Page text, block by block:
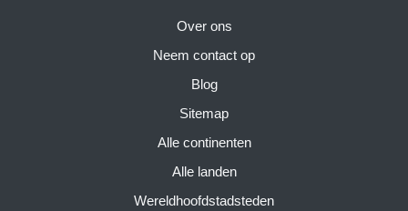
Over ons
Neem contact op
Blog
Sitemap
Alle continenten
Alle landen
Wereldhoofdstadsteden